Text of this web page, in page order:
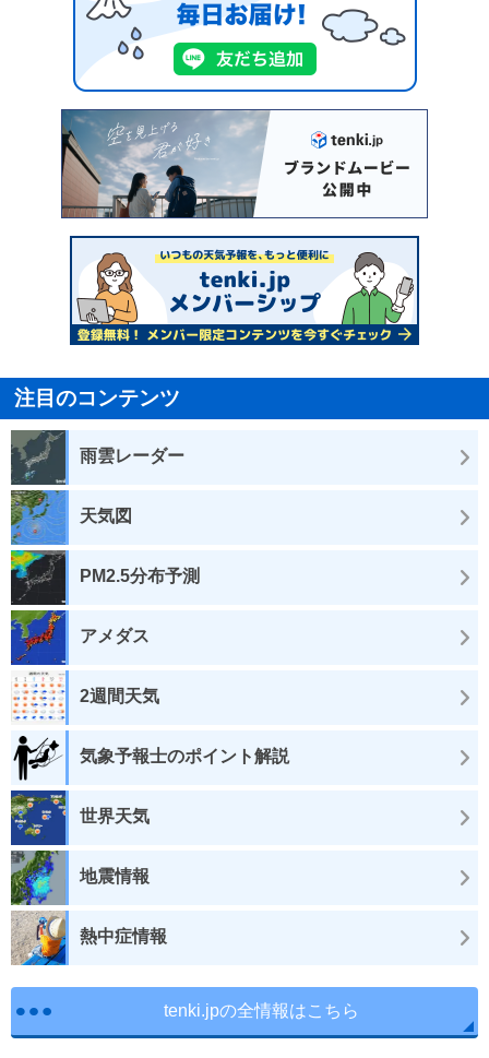
注目のコンテンツ
雨雲レーダー
天気図
PM2.5分布予測
アメダス
2週間天気
気象予報士のポイント解説
世界天気
地震情報
熱中症情報
tenki.jpの全情報はこちら